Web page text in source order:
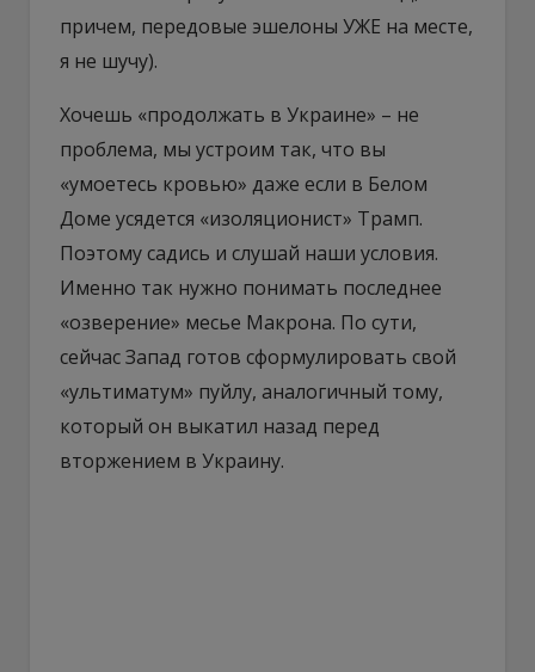
причем, передовые эшелоны УЖЕ на месте,
я не шучу).
Хочешь «продолжать в Украине» – не
проблема, мы устроим так, что вы
«умоетесь кровью» даже если в Белом
Доме усядется «изоляционист» Трамп.
Поэтому садись и слушай наши условия.
Именно так нужно понимать последнее
«озверение» месье Макрона. По сути,
сейчас Запад готов сформулировать свой
«ультиматум» пуйлу, аналогичный тому,
который он выкатил назад перед
вторжением в Украину.